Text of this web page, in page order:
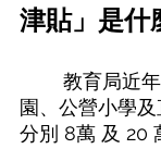
津貼」是什
園、公營小學
分別 8萬 及 20